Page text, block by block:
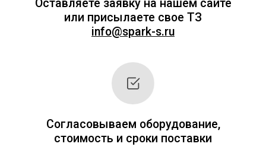
на сайте цен нет.
Мы привыкли работать оперативно и на
перезвоним вам и зададим вопросы,
связанные с оборудованием. После этого в
течение 20–30 минут наш специалист
подготовит индивидуальное коммерческое
Заполните форму справа или позвоните по